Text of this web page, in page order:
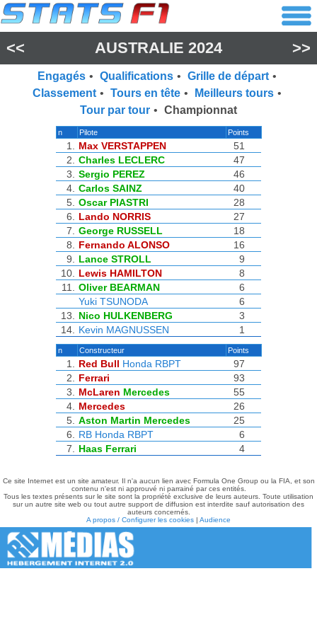
<< AUSTRALIE 2024 >>
Engagés • Qualifications • Grille de départ •
Classement • Tours en tête • Meilleurs tours •
Tour par tour • Championnat
n Pilote Points
1. Max VERSTAPPEN
51
2.
Charles LECLERC
47
3.
Sergio PEREZ
46
4. Carlos SAINZ
40
5. Oscar PIASTRI
28
6.
Lando NORRIS
27
7.
George RUSSELL
18
8.
Fernando ALONSO
16
9.
Lance STROLL
9
10.
Lewis HAMILTON
8
11.
Oliver BEARMAN
6
Yuki TSUNODA
6
13.
Nico HULKENBERG
3
14.
Kevin MAGNUSSEN 1
n Constructeur Points
1. Red Bull Honda RBPT
97
2.
Ferrari
93
3.
McLaren Mercedes
55
4.
Mercedes
26
5. Aston Martin Mercedes
25
6.
RB Honda RBPT
6
7.
Haas Ferrari 4
Ce site Internet est un site amateur. Il n'a aucun lien avec Formula One Group ou la FIA, et son
contenu n'est ni approuvé ni parrainé par ces entités.
Tous les textes présents sur le site sont la propriété exclusive de leurs auteurs. Toute utilisation
sur un autre site web ou tout autre support de diffusion est interdite sauf autorisation des
auteurs concernés.
A propos / Configurer les cookies | Audience